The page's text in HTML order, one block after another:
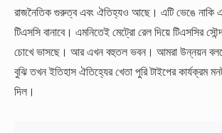
রাজনৈতিক গুরুত্ব এবং ঐতিহ্যও আছে। এটি ভেঙে নাকি
টিএসসি বানাবে। এমনিতেই মেট্রো রেল দিয়ে টিএসসির
চোখে ভাসছে। আর এখন বহুতল ভবন। আমরা উন্নয়ন
বুঝি তখন ইতিহাস ঐতিহ্যের খেতা পুরি টাইপের কার্যক্রম
দিল।